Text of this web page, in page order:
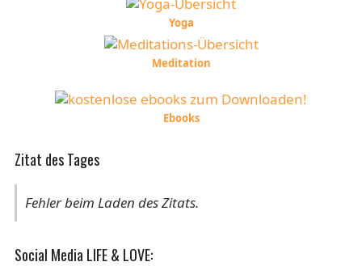
Yoga
Meditation
Ebooks
Zitat des Tages
Fehler beim Laden des Zitats.
Social Media LIFE & LOVE: